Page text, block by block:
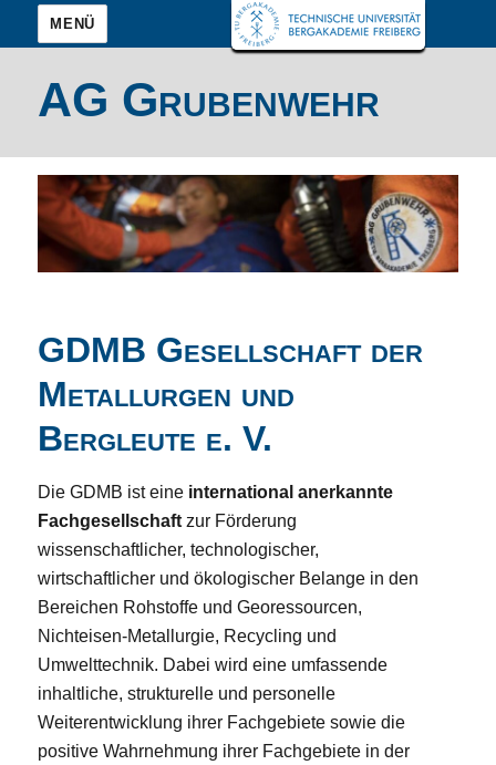
MENÜ
AG Grubenwehr
GDMB Gesellschaft der
Metallurgen und
Bergleute e. V.
Die GDMB ist eine international anerkannte
Fachgesellschaft zur Förderung
wissenschaftlicher, technologischer,
wirtschaftlicher und ökologischer Belange in den
Bereichen Rohstoffe und Georessourcen,
Nichteisen-Metallurgie, Recycling und
Umwelttechnik. Dabei wird eine umfassende
inhaltliche, strukturelle und personelle
Weiterentwicklung ihrer Fachgebiete sowie die
positive Wahrnehmung ihrer Fachgebiete in der